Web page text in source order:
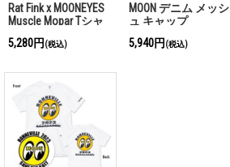
Rat Fink x MOONEYES
Muscle Mopar Tシャ
5,280円(税込)
MOON デニム メッシ
ュ キャップ
5,940円(税込)